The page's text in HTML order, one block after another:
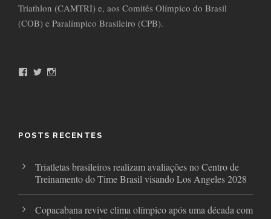
Triathlon (CAMTRI) e, aos Comitês Olímpico do Brasil
(COB) e Paralímpico Brasileiro (CPB).
k
T
a
POSTS RECENTES
Triatletas brasileiros realizam avaliações no Centro de
Treinamento do Time Brasil visando Los Angeles 2028
Copacabana revive clima olímpico após uma década com